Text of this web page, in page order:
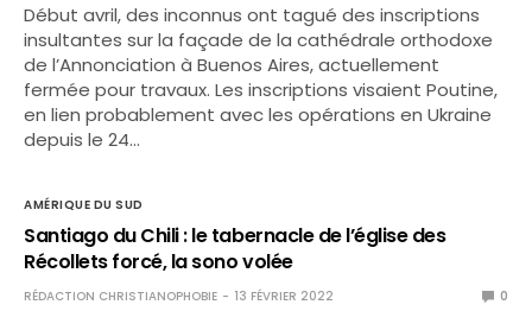
Début avril, des inconnus ont tagué des inscriptions
insultantes sur la façade de la cathédrale orthodoxe
de l’Annonciation à Buenos Aires, actuellement
fermée pour travaux. Les inscriptions visaient Poutine,
en lien probablement avec les opérations en Ukraine
depuis le 24…
AMÉRIQUE DU SUD
Santiago du Chili : le tabernacle de l’église des
Récollets forcé, la sono volée
RÉDACTION CHRISTIANOPHOBIE 13 FÉVRIER 2022 0